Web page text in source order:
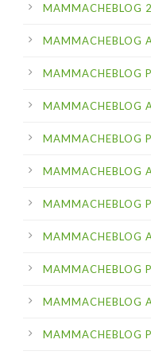
MAMMACHEBLOG
MAMMACHEBLOG
MAMMACHEBLOG
MAMMACHEBLOG
MAMMACHEBLOG
MAMMACHEBLOG
MAMMACHEBLOG
MAMMACHEBLOG
MAMMACHEBLOG
MAMMACHEBLOG
MAMMACHEBLOG